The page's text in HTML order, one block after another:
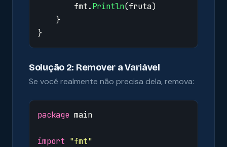
fmt.Println(fruta)
}
}
Solução 2: Remover a Variável
Se você realmente não precisa dela, remova:
package main
import "fmt"